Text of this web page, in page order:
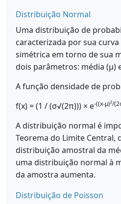
Distribuição Normal
Uma distribuição de
caracterizada por sua
simétrica em torno de sua
dois parâmetros: média (μ)
A função densidade de
f(x) = (1 / (σ√(2π))) × e-((x-μ)²/
A distribuição normal é
Teorema do Limite Central,
distribuição amostral da
uma distribuição normal à
da amostra aumenta.
Distribuição de Poisson